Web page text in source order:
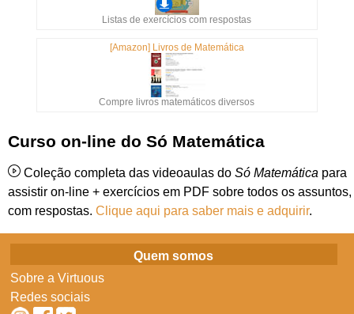
Listas de exercícios com respostas
[Amazon] Livros de Matemática
Compre livros matemáticos diversos
Curso on-line do Só Matemática
Coleção completa das videoaulas do Só Matemática para
assistir on-line + exercícios em PDF sobre todos os assuntos,
com respostas. Clique aqui para saber mais e adquirir.
Quem somos
Sobre a Virtuous
Redes sociais